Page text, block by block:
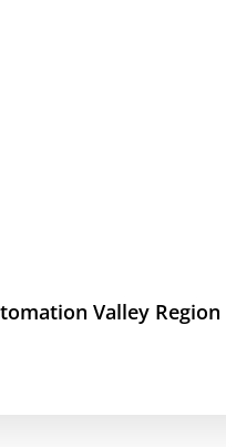
Valley Region